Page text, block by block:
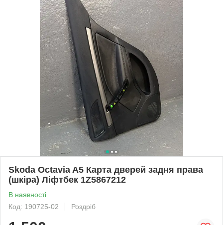
Skoda Octavia A5 Карта дверей задня права
(шкіра) Ліфтбек 1Z5867212
В наявності
Код: 190725-02
Роздріб